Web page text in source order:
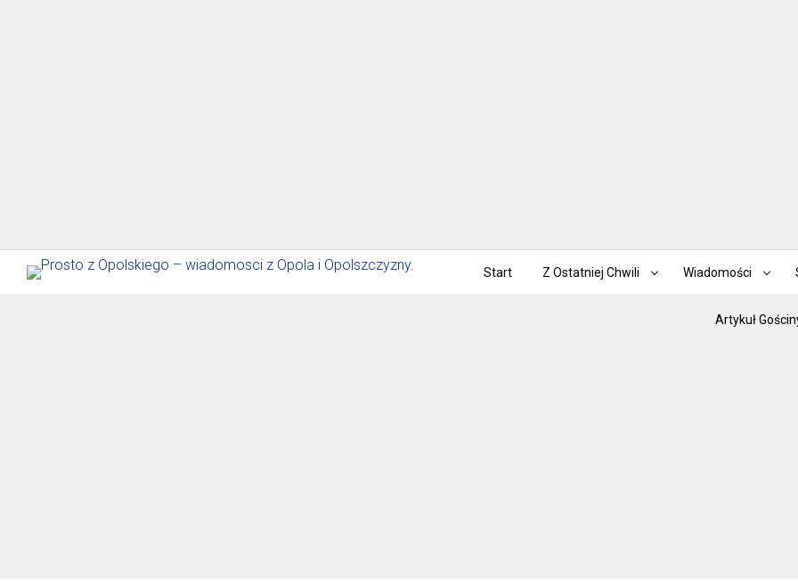
Start Z Ostatniej Chwili Wiadomości
Artykuł